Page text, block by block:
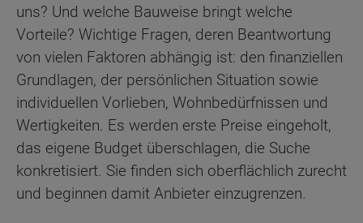
uns? Und welche Bauweise bringt welche
Vorteile? Wichtige Fragen, deren Beantwortung
von vielen Faktoren abhängig ist: den finanziellen
Grundlagen, der persönlichen Situation sowie
individuellen Vorlieben, Wohnbedürfnissen und
Wertigkeiten. Es werden erste Preise eingeholt,
das eigene Budget überschlagen, die Suche
konkretisiert. Sie finden sich oberflächlich zurecht
und beginnen damit Anbieter einzugrenzen.